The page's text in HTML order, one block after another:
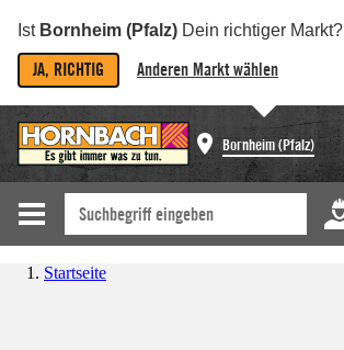
Ist Bornheim (Pfalz) Dein richtiger Markt?
JA, RICHTIG Anderen Markt wählen
Bornheim (Pfalz)
Startseite